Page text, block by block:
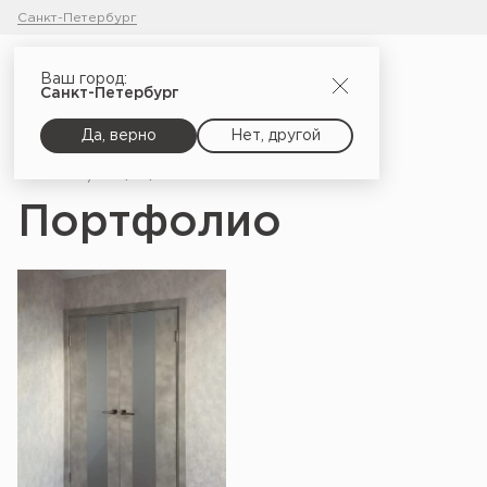
Санкт-Петербург
Ваш город:
Санкт-Петербург
Да, верно Нет, другой
Портфолио